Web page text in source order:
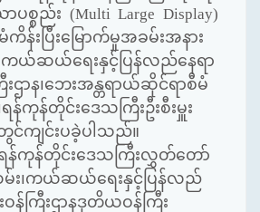
ပစ္စည်း (Multi Large Display)
းပြီးမြောက်မှုအခမ်းအနား
ယ်ဆယ်ရေးနှင့်ပြန်လည်နေရာ
းဌာန၊ဘေးအန္တရာယ်ဆိုင်ရာစီမံ
ရန်ကုန်တိုင်းဒေသကြီးဦးစီးမှူး
င်ကျင်းပခဲ့ပါသည်။
န်ကုန်တိုင်းဒေသကြီးလွှတ်တော်
ထမ်း၊ကယ်ဆယ်ရေးနှင့်ပြန်လည်
ဝန်ကြီးဌာနဒုတိယဝန်ကြီး